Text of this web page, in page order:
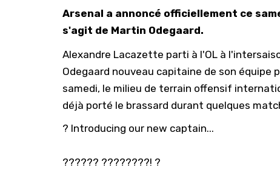
Arsenal a annoncé officiellement ce
s'agit de Martin Odegaard.
Alexandre Lacazette parti à l'OL à
Odegaard nouveau capitaine de son équipe
samedi, le milieu de terrain offensif
déjà porté le brassard durant quelques
? Introducing our new captain...
?????? ????????! ?